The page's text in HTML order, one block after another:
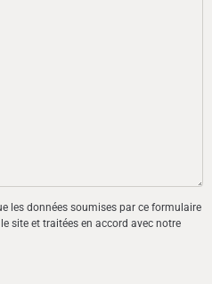
les données soumises par ce formulaire
site et traitées en accord avec notre